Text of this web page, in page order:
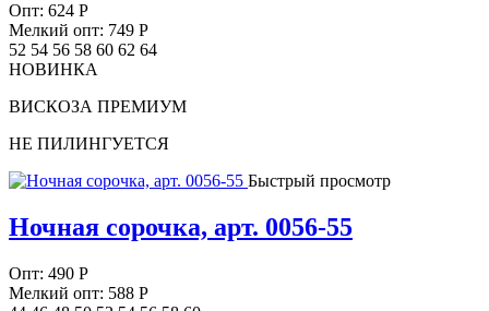
Опт: 624 Р
Мелкий опт: 749 Р
52 54 56 58 60 62 64
НОВИНКА
ВИСКОЗА ПРЕМИУМ
НЕ ПИЛИНГУЕТСЯ
Быстрый просмотр
Ночная сорочка, арт. 0056-55
Опт: 490 Р
Мелкий опт: 588 Р